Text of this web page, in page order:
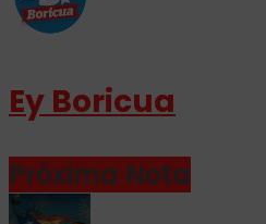
Ey Boricua
Próxima Nota